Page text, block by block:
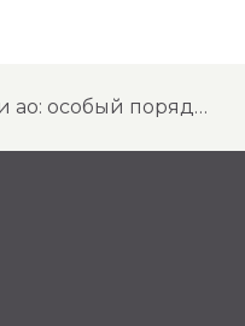
ооо и ао: особый порядок сделок с долями (акциями)